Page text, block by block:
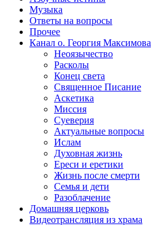
Музыка
Ответы на вопросы
Прочее
Канал о. Георгия Максимова
Неоязычество
Расколы
Конец света
Священное Писание
Аскетика
Миссия
Суеверия
Актуальные вопросы
Ислам
Духовная жизнь
Ереси и еретики
Жизнь после смерти
Семья и дети
Разоблачение
Домашняя церковь
Видеотрансляция из храма